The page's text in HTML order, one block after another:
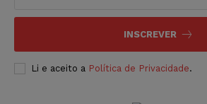
INSCREVER
Li e aceito a Política de Privacidade.